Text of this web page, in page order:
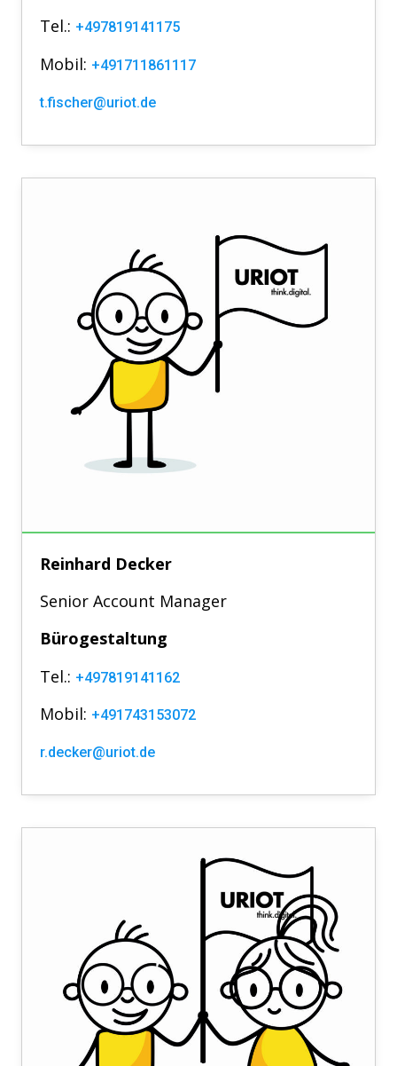
Tel.: +497819141175
Mobil: +491711861117
t.fischer@uriot.de
Reinhard Decker
Senior Account Manager
Bürogestaltung
Tel.: +497819141162
Mobil: +491743153072
r.decker@uriot.de